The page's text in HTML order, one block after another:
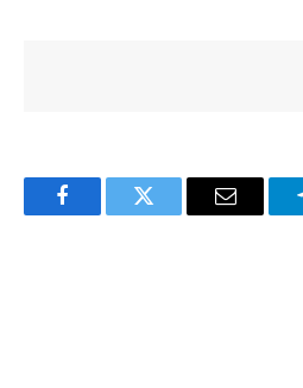
FacebookTwitter Email